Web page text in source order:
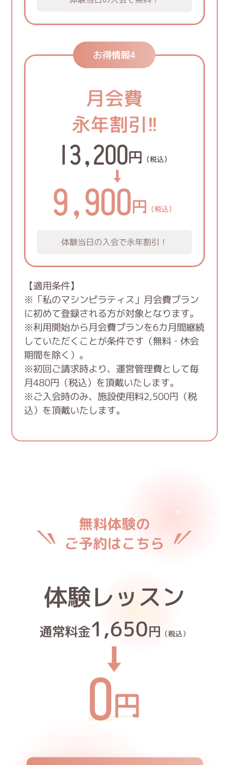
お得情報4
月会費
永年割引!!
13,200円 （税込）
9,900円 （税込）
体験当日の入会で永年割引！
【適用条件】
※ 「私のマシンピラティス」月会費プラン
に初めて登録される方が対象となります。
※利用開始から月会費プランを6カ月間継続
していただくことが条件です（無料・休会
期間を除く）。
※初回ご請求時より、運営管理費として毎
月480円（税込）を頂戴いたします。
※ご入会時のみ、施設使用料2,500円（税
込）を頂戴いたします。
無料体験の
ご予約はこちら
体験レッスン
通常料金1,650円 （税込）
0円